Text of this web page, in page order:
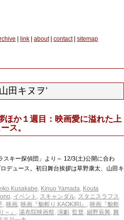
link about| contact| sitemap
田キヌヲ’
ほか１週目：映画愛に溢れた上
ス。
スキー探偵団」より～ 12/3(土)公開に合わ
デュース。初日舞台挨拶は草野康太、山田キ
Kusakabe, Kinuo Yamada, Kouta
, イベント , スキャンダル, スタニスラフス
, 映画, 映画『貌斬り KAOKIRI』 , 映画『貌斬
～』 , 湯布院映画祭, 演劇 , 監督, 細野辰興, 舞